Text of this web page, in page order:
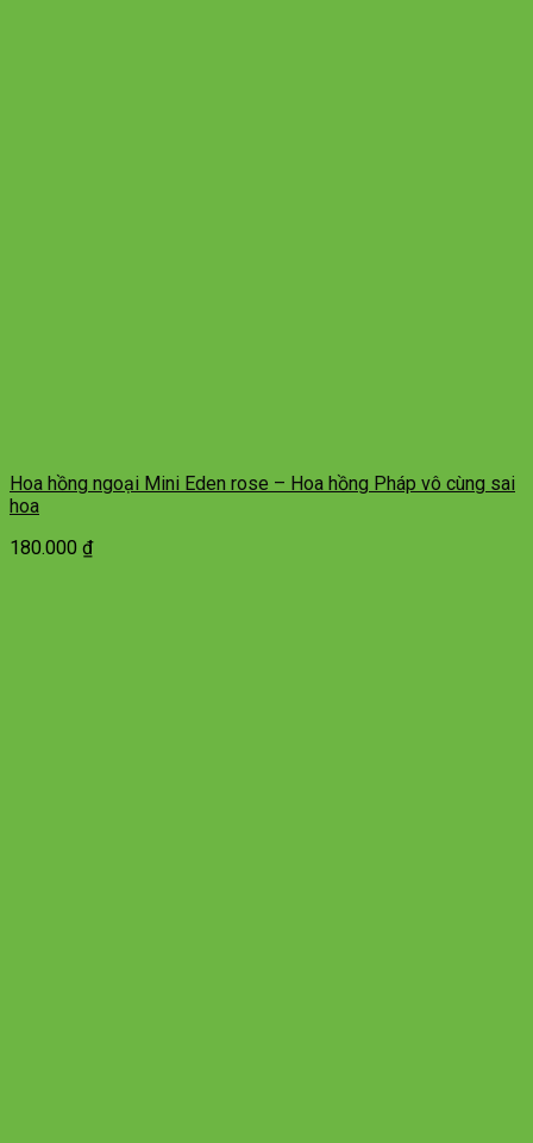
Hoa hồng ngoại Mini Eden rose – Hoa hồng Pháp vô cùng sai
hoa
180.000 ₫